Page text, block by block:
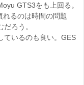
GTS3をも上回る。
るのは時間の問題
ろう。
ているのも良い。GES